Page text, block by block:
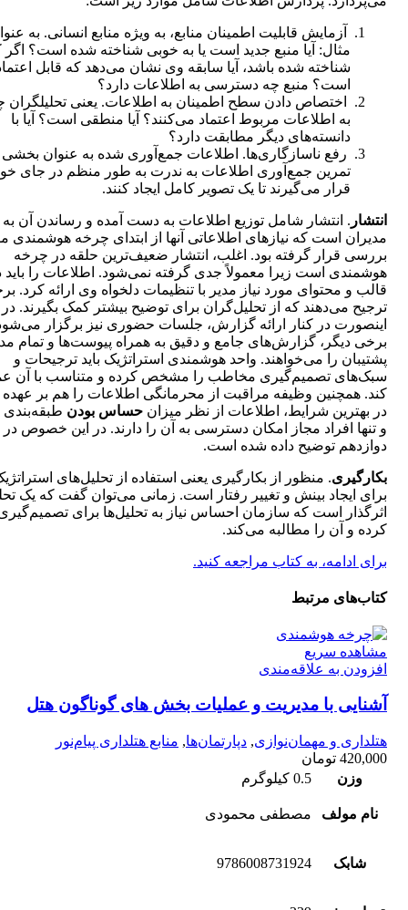
آزمایش قابلیت اطمینان منابع، به ویژه منابع انسانی. به
مثال: آیا منبع جدید است یا به خوبی شناخته شده است؟ اگر
شناخته شده باشد، آیا سابقه وی نشان می‌دهد که قابل
است؟ منبع چه دسترسی به اطلاعات دارد؟
اختصاص دادن سطح اطمینان به اطلاعات. یعنی تحلیلگران
به اطلاعات مربوط اعتماد می‌کنند؟ آیا منطقی است؟ آیا با
دانسته‌های دیگر مطابقت دارد؟
رفع ناسازگاری‌ها. اطلاعات جمع‌آوری شده به عنوان بخشی
تمرین جمع‌آوری اطلاعات به ندرت به طور منظم در جای
قرار می‌گیرند تا یک تصویر کامل ایجاد کنند.
انتشار . انتشار شامل توزیع اطلاعات به دست آمده و رساندن آن به
مدیران است که نیازهای اطلاعاتی آنها از ابتدای چرخه هوشمندی
بررسی قرار گرفته بود. اغلب، انتشار ضعیف‌ترین حلقه در چرخه
هوشمندی است زیرا معمولاً جدی گرفته نمی‌شود. اطلاعات را باید
قالب و محتوای مورد نیاز مدیر با تنظیمات دلخواه وی ارائه کرد.
ترجیح می‌دهند که از تحلیل‌گران برای توضیح بیشتر کمک بگیرند. در
اینصورت در کنار ارائه گزارش، جلسات حضوری نیز برگزار
برخی دیگر، گزارش‌های جامع و دقیق به همراه پیوست‌ها و تمام
پشتیبان را می‌خواهند. واحد هوشمندی استراتژیک باید ترجیحات و
سبک‌های تصمیم‌گیری مخاطب را مشخص کرده و متناسب با آن
کند. همچنین وظیفه مراقبت از محرمانگی اطلاعات را هم بر عهده
در بهترین شرایط، اطلاعات از نظر میزان حساس بودن
و تنها افراد مجاز امکان دسترسی به آن را دارند. در این خصوص
دوازدهم توضیح داده شده است.
بکارگیری. منظور از بکارگیری یعنی استفاده از تحلیل‌های
برای ایجاد بینش و تغییر رفتار است. زمانی می‌توان گفت که یک
اثرگذار است که سازمان احساس نیاز به تحلیل‌ها برای
کرده و آن را مطالبه می‌کند.
برای ادامه، به کتاب مراجعه کنید.
کتاب‌های مرتبط
مشاهده سریع
افزودن به علاقه‌مندی
آشنایی با مدیریت و عملیات بخش های گوناگون هتل
هتلداری و مهمان‌نوازی, دپارتمان‌ها, منابع هتلداری پیام‌نور
420,000 تومان
وزن
0.5 کیلوگرم
نام مولف مصطفی محمودی
شابک 9786008731924